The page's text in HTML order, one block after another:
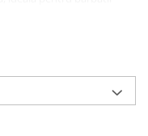
lemnoase si
senzual si durabil,
si lavanda. Aceasta
intre prospetime si
ce evolueaza pe